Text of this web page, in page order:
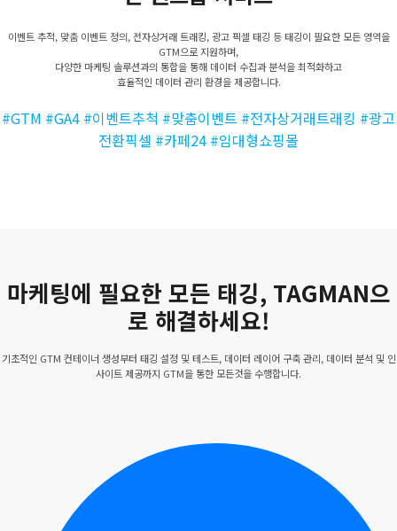
이벤트 추적, 맞춤 이벤트 정의, 전자상거래 트래킹, 광고 픽셀 태깅 등 태깅이 필요한 모든 영역을
GTM으로 지원하며,
다양한 마케팅 솔루션과의 통합을 통해 데이터 수집과 분석을 최적화하고
효율적인 데이터 관리 환경을 제공합니다.
#GTM #GA4 #이벤트추척 #맞춤이벤트 #전자상거래트래킹 #광고
전환픽셀 #카페24 #임대형쇼핑몰
마케팅에 필요한 모든 태깅, TAGMAN으
로 해결하세요!
기초적인 GTM 컨테이너 생성부터 태깅 설정 및 테스트, 데이터 레이어 구축 관리, 데이터 분석 및 인
사이트 제공까지 GTM을 통한 모든것을 수행합니다.